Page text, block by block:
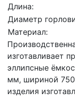
Длина:
Диаметр
Материал:
изготавливает
эллипсные
мм, шириной
изделия